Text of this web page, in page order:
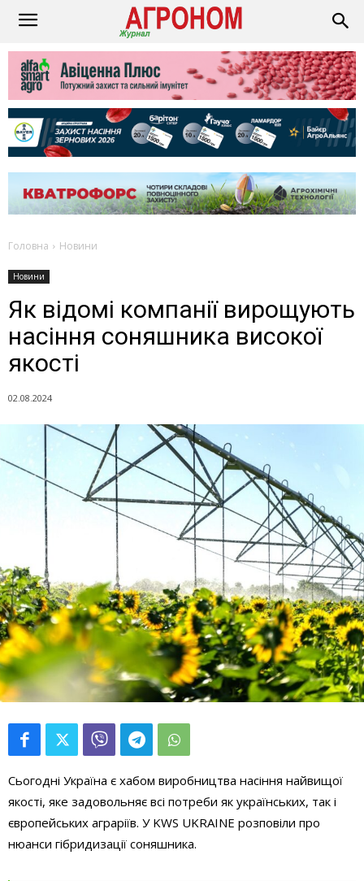
Головна Новини
Новини
Як відомі компанії вирощують
насіння соняшника високої
якості
02.08.2024
Сьогодні Україна є хабом виробництва насіння найвищої
якості, яке задовольняє всі потреби як українських, так і
європейських аграріїв. У KWS UKRAINE розповіли про
нюанси гібридизації соняшника.